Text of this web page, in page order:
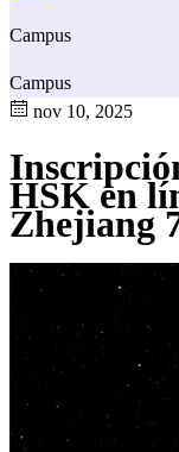
Campus
Campus
nov 10, 2025
HSK en
Zhejiang